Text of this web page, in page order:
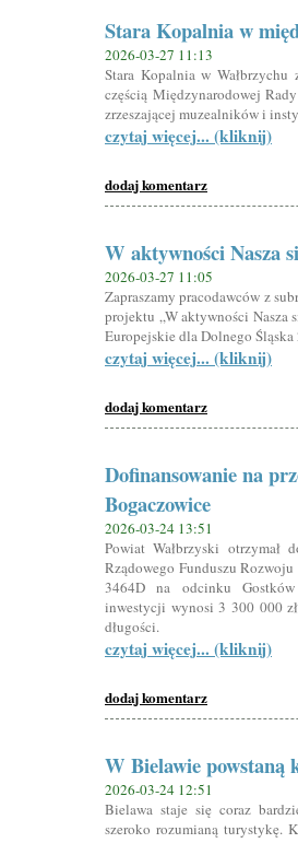
Stara Kopalnia w
2026-03-27 11:13
Stara Kopalnia w Wałbrzychu
częścią Międzynarodowej
zrzeszającej muzealników i
czytaj więcej... (kliknij)
dodaj komentarz
W aktywności Nasza
2026-03-27 11:05
Zapraszamy pracodawców z
projektu „W aktywności Nasza
Europejskie dla Dolnego
czytaj więcej... (kliknij)
dodaj komentarz
Dofinansowanie na
Bogaczowice
2026-03-24 13:51
Powiat Wałbrzyski
Rządowego Funduszu
3464D na odcinku
inwestycji wynosi 3 300 000
długości.
czytaj więcej... (kliknij)
dodaj komentarz
W Bielawie powstaną
2026-03-24 12:51
Bielawa staje się coraz
szeroko rozumianą turystykę.